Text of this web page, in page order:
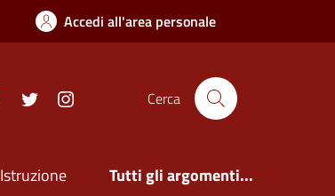
Accedi all'area personale
FacebookTwitter Cerca
Istruzione Tutti gli argomenti...